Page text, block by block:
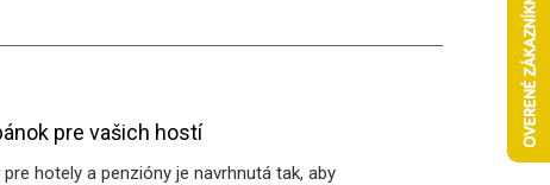
pre vašich hostí
hotely a penzióny je navrhnutá tak, aby